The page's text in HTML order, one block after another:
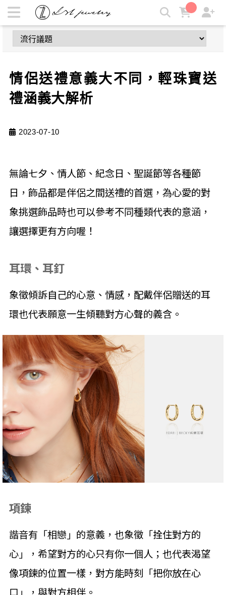
情侶送禮意義大不同，輕珠寶送禮涵義大解析 | LZL Jewelry 輕
珠寶飾品
情侶送禮意義大不同，輕珠寶送
禮涵義大解析
2023-07-10
無論七夕、情人節、紀念日、聖誕節等各種節
日，飾品都是伴侶之間送禮的首選，為心愛的對
象挑選飾品時也可以參考不同種類代表的意涵，
讓選擇更有方向喔！
耳環、耳釘
象徵傾訴自己的心意、情感，配戴伴侶贈送的耳
環也代表願意一生傾聽對方心聲的義含。
項鍊
諧音有「相戀」的意義，也象徵「拴住對方的
心」，希望對方的心只有你一個人；也代表渴望
像項鍊的位置一樣，對方能時刻「把你放在心
口」，與對方相伴。